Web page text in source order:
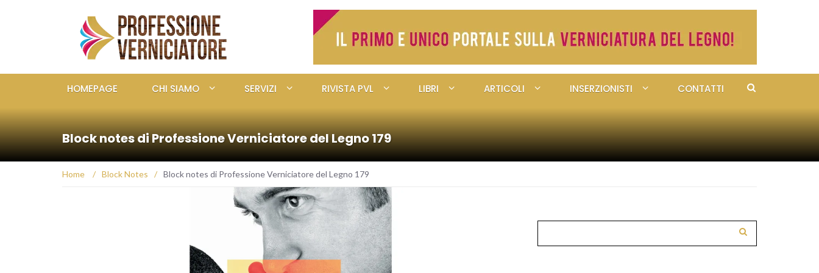
HOMEPAGE CHI SIAMO SERVIZI RIVISTA PVL LIBRI ARTICOLI INSERZIONISTI CONTATTI
Block notes di Professione Verniciatore del Legno 179
Home / Block Notes / Block notes di Professione Verniciatore del Legno 179